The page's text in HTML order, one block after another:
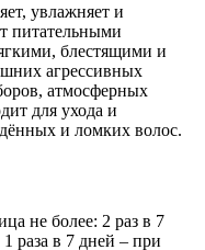
увлажняет и
питательными
блестящими и
агрессивных
атмосферных
для ухода и
и ломких волос.
не более: 2 раз в 7
раза в 7 дней – при